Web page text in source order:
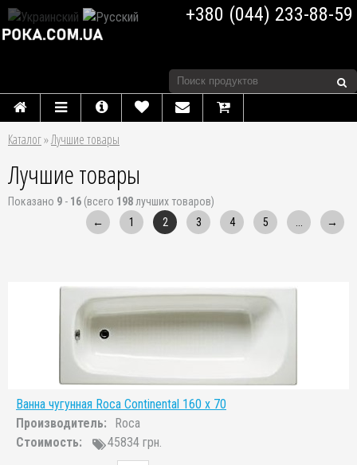
+380 (044) 233-88-59
Каталог»Лучшие товары
Лучшие товары
Показано 9 - 16 (всего 198 лучших товаров)
←
1 2 3 4 5 →
Ванна чугунная Roca Continental 160 x 70
Производитель:
Roca
Стоимость:
45834 грн.